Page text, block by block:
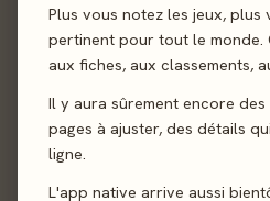
Plus vous notez les jeux,
pertinent pour tout le
aux fiches, aux classements,
Il y aura sûrement encore
pages à ajuster, des détails
ligne.
L'app native arrive aussi
06Acheter
Similaires